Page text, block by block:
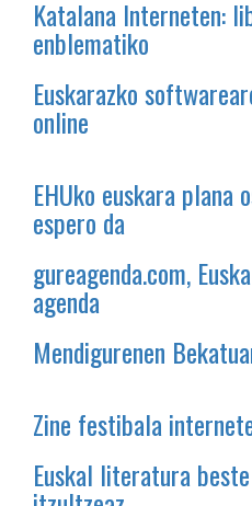
Katalana Interneten:
enblematiko
Euskarazko
online
EHUko euskara plana
espero da
gureagenda.com,
agenda
Mendigurenen
Zine festibala
Euskal literatura